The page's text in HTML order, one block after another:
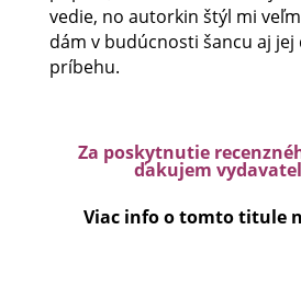
vedie, no autorkin štýl mi
dám v budúcnosti šancu aj jej
príbehu.
Za poskytnutie
ďakujem
Viac info o tomto titule